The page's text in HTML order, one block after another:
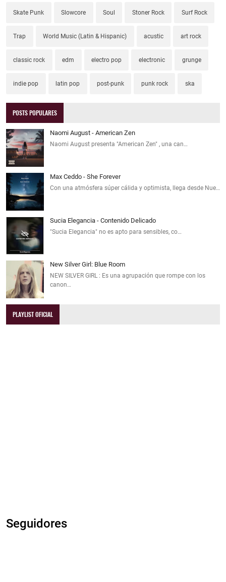
Skate Punk Slowcore Soul Stoner Rock Surf Rock
Trap World Music (Latin & Hispanic) acustic art rock
classic rock edm electro pop electronic grunge
indie pop latin pop post-punk punk rock ska
POSTS POPULARES
Naomi August - American Zen
Naomi August presenta "American Zen" , una can…
Max Ceddo - She Forever
Con una atmósfera súper cálida y optimista, llega desde Nue…
Sucia Elegancia - Contenido Delicado
"Sucia Elegancia" no es apto para sensibles, co…
New Silver Girl: Blue Room
NEW SILVER GIRL : Es una agrupación que rompe con los
canon…
PLAYLIST OFICIAL
Seguidores